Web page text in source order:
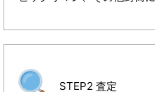
STEP2 査定